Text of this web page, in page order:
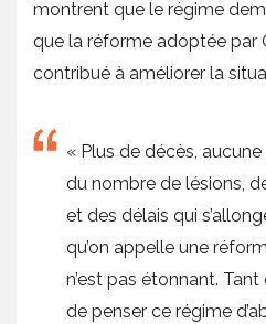
montrent que le régime
que la réforme adoptée par
contribué à améliorer la
« Plus de décès,
du nombre de lésions,
et des délais qui
qu’on appelle une
n’est pas étonnant. Tant
de penser ce régime